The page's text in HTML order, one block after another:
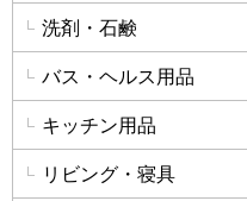
洗剤・石鹸
バス・ヘルス用品
キッチン用品
リビング・寝具